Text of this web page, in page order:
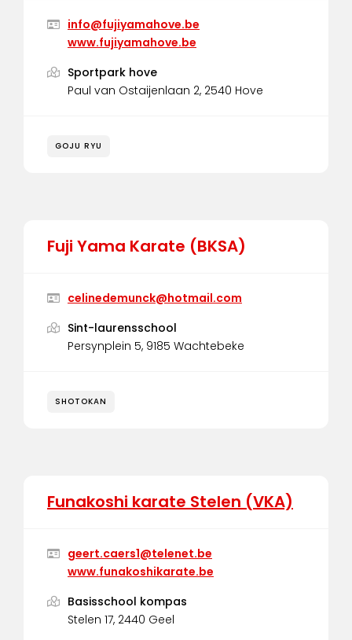
info@fujiyamahove.be
www.fujiyamahove.be
Sportpark hove
Paul van Ostaijenlaan 2, 2540 Hove
GOJU RYU
Fuji Yama Karate (BKSA)
celinedemunck@hotmail.com
Sint-laurensschool
Persynplein 5, 9185 Wachtebeke
SHOTOKAN
Funakoshi karate Stelen (VKA)
geert.caers1@telenet.be
www.funakoshikarate.be
Basisschool kompas
Stelen 17, 2440 Geel